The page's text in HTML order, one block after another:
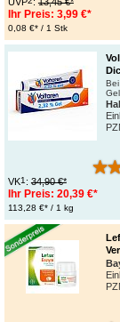
Ihr Preis: 3,99 €*
0,08 €* / 1 Stk
VK1 : 34,90 €*
Ihr Preis: 20,39 €*
113,28 €* / 1 kg